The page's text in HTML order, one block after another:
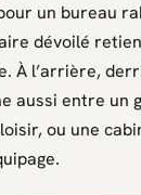
un bureau
dévoilé
À l’arrière,
aussi entre un
ou une